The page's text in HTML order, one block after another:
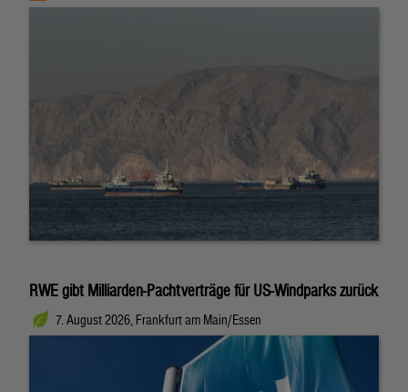
RWE gibt Milliarden-Pachtverträge für US-Windparks zurück
7. August 2026, Frankfurt am Main/Essen